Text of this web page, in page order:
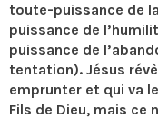
toute-puissance de
puissance de
puissance de
tentation). Jésus
emprunter et qui va
Fils de Dieu, mais ce